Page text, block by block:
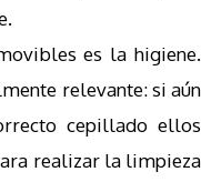
es la higiene.
relevante: si aún
cepillado ellos
realizar la limpieza